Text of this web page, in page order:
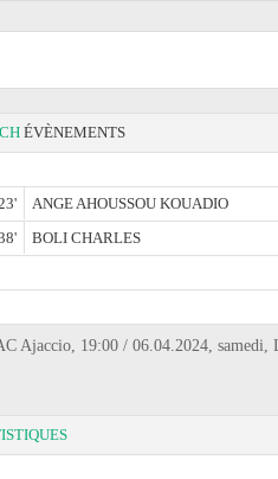
ÉVÈNEMENTS
ANGE AHOUSSOU KOUADIO
BOLI CHARLES
Ajaccio, 19:00 / 06.04.2024,